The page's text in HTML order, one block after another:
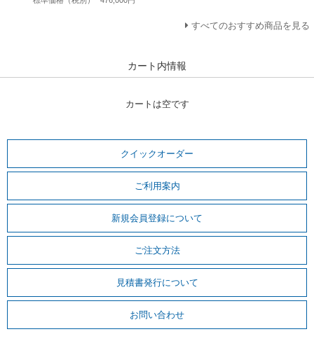
すべてのおすすめ商品を見る
カート内情報
カートは空です
クイックオーダー
ご利用案内
新規会員登録について
ご注文方法
見積書発行について
お問い合わせ